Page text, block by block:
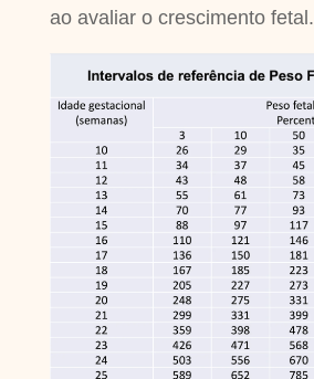
ao avaliar o crescimento fetal.